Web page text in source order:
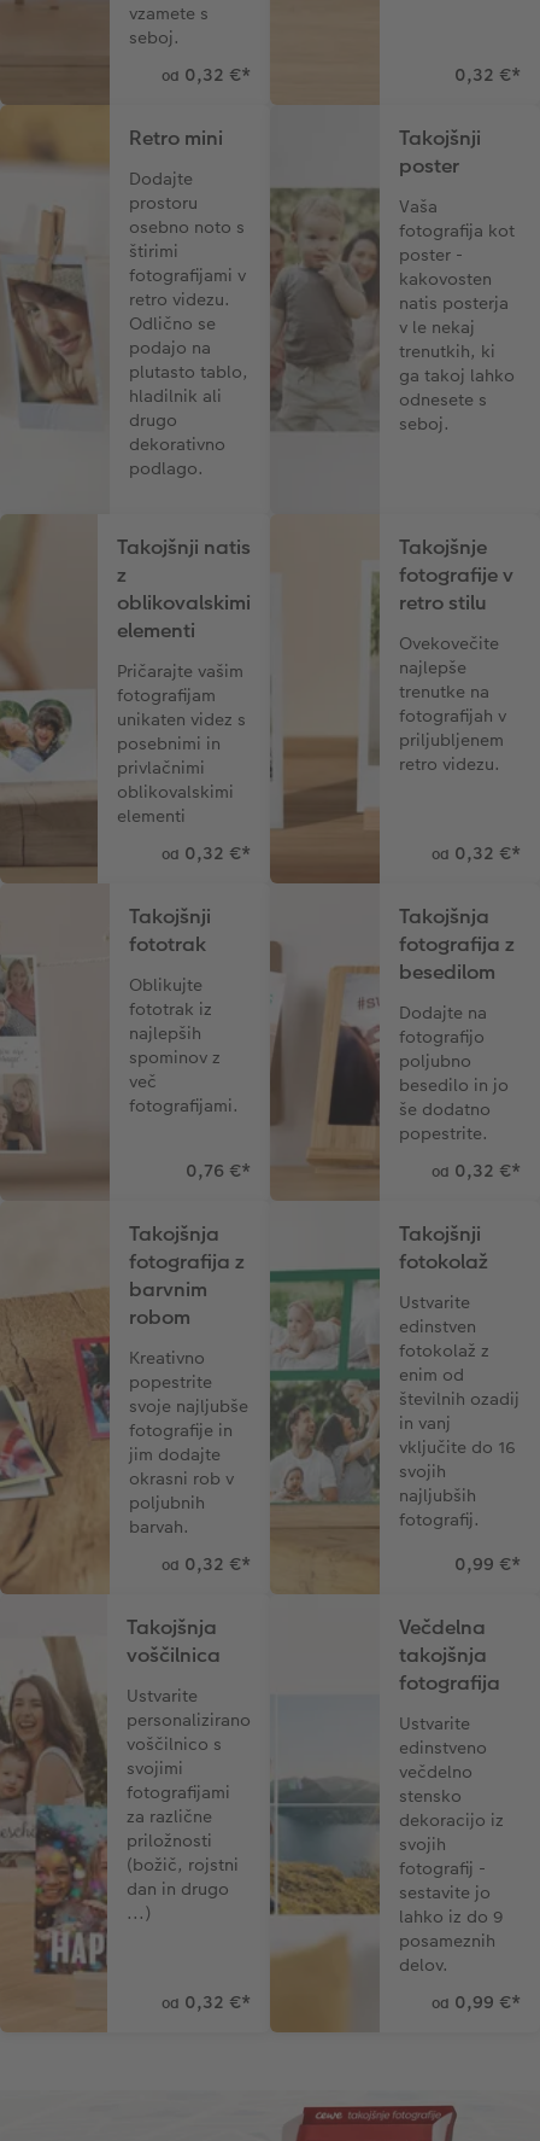
vzamete s
seboj.
od 0,32 €* 0,32 €*
Retro mini
Dodajte
prostoru
osebno noto s
štirimi
fotografijami v
retro videzu.
Odlično se
podajo na
plutasto tablo,
hladilnik ali
drugo
dekorativno
podlago.
Takojšnji
poster
Vaša
fotografija kot
poster -
kakovosten
natis posterja
v le nekaj
trenutkih, ki
ga takoj lahko
odnesete s
seboj.
Takojšnji natis
z
oblikovalskimi
elementi
Pričarajte vašim
fotografijam
unikaten videz s
posebnimi in
privlačnimi
oblikovalskimi
elementi
od 0,32 €*
Takojšnje
fotografije v
retro stilu
Ovekovečite
najlepše
trenutke na
fotografijah v
priljubljenem
retro videzu.
od 0,32 €*
Takojšnji
fototrak
Oblikujte
fototrak iz
najlepših
spominov z
več
fotografijami.
0,76 €*
Takojšnja
fotografija z
besedilom
Dodajte na
fotografijo
poljubno
besedilo in jo
še dodatno
popestrite.
od 0,32 €*
Takojšnja
fotografija z
barvnim
robom
Kreativno
popestrite
svoje najljubše
fotografije in
jim dodajte
okrasni rob v
poljubnih
barvah.
od 0,32 €*
Takojšnji
fotokolaž
Ustvarite
edinstven
fotokolaž z
enim od
številnih ozadij
in vanj
vključite do 16
svojih
najljubših
fotografij.
0,99 €*
Takojšnja
voščilnica
Ustvarite
personalizirano
voščilnico s
svojimi
fotografijami
za različne
priložnosti
(božič, rojstni
dan in drugo
...)
od 0,32 €*
Večdelna
takojšnja
fotografija
Ustvarite
edinstveno
večdelno
stensko
dekoracijo iz
svojih
fotografij -
sestavite jo
lahko iz do 9
posameznih
delov.
od 0,99 €*